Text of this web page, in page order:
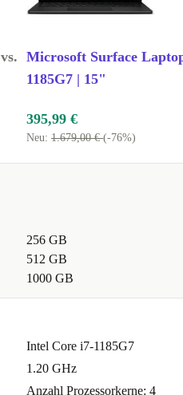
vs. Microsoft Surface
1185G7 | 15"
395,99 €
Neu: 1.679,00 €(-76%)
256 GB
512 GB
1000 GB
Intel Core i7-1185G7
1.20 GHz
Anzahl Prozessorkerne: 4